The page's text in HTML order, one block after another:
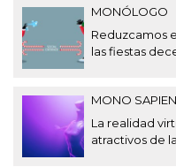
MONÓLOGO
Reduzcamos
las fiestas
MONO
La realidad
atractivos de